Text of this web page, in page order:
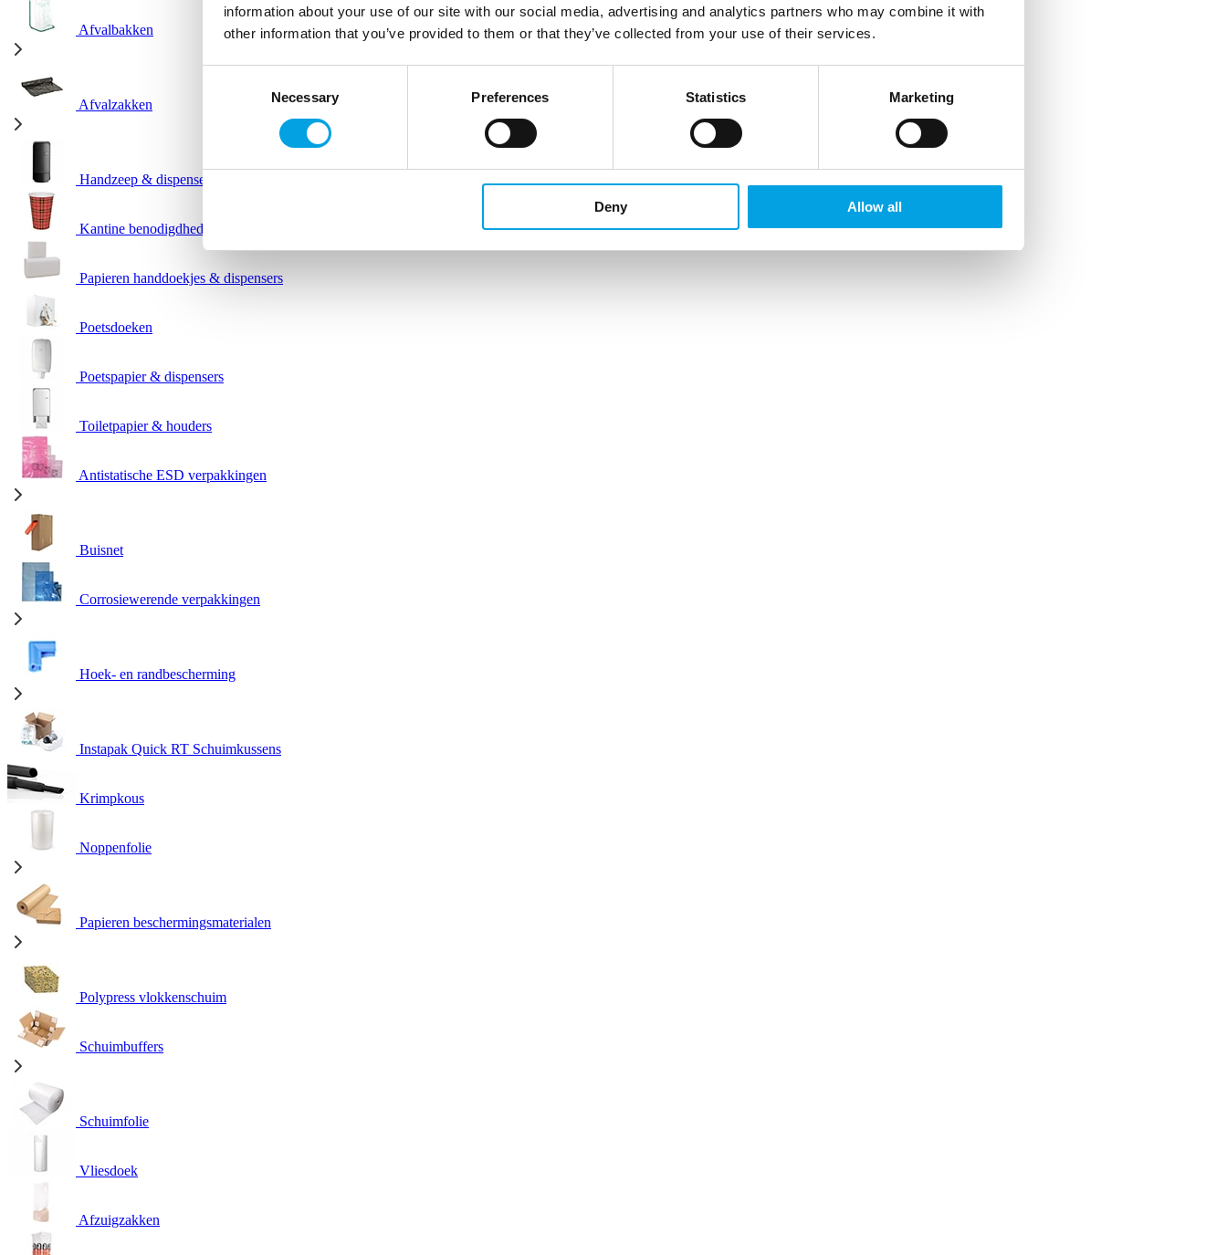
information about your use of our site with our social media, advertising and analytics partners who may combine it with
other information that you’ve provided to them or that they’ve collected from your use of their services.
Necessary Preferences Statistics Marketing
Deny Allow all
Afvalbakken
Afvalzakken
Handzeep & dispensers
Kantine benodigdheden
Papieren handdoekjes & dispensers
Poetsdoeken
Poetspapier & dispensers
Toiletpapier & houders
Antistatische ESD verpakkingen
Buisnet
Corrosiewerende verpakkingen
Hoek- en randbescherming
Instapak Quick RT Schuimkussens
Krimpkous
Noppenfolie
Papieren beschermingsmaterialen
Polypress vlokkenschuim
Schuimbuffers
Schuimfolie
Vliesdoek
Afzuigzakken